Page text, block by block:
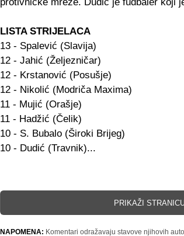
protivničke mreže. Dudić je fudbaler koji
LISTA STRIJELACA
13 - Spalević (Slavija)
12 - Jahić (Željezničar)
12 - Krstanović (Posušje)
12 - Nikolić (Modriča Maxima)
11 - Mujić (Orašje)
11 - Hadžić (Čelik)
10 - S. Bubalo (Široki Brijeg)
10 - Dudić (Travnik)...
PRIKAŽI
NAPOMENA: Komentari odražavaju stavove njihovih